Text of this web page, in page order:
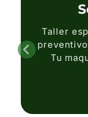
Taller
Tu